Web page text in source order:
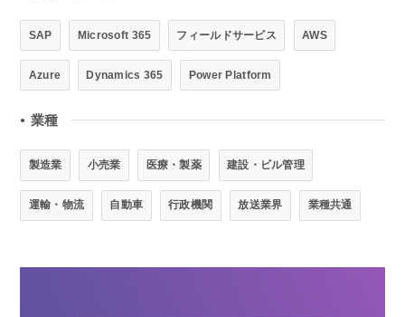
SAP Microsoft 365 フィールドサービス AWS
Azure Dynamics 365 Power Platform
● 業種
製造業 小売業 医療・製薬 建設・ビル管理
運輸・物流 自動車 行政機関 放送業界 業種共通